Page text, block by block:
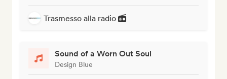
Trasmesso alla radio
Sound of a Worn Out Soul
Design Blue